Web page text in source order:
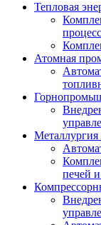
Тепловая
Атомная
Металлургия
печей